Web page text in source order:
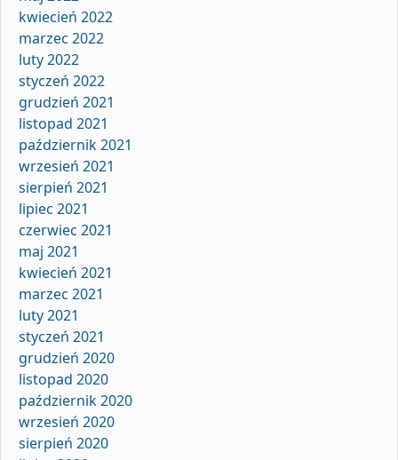
kwiecień 2022
marzec 2022
luty 2022
styczeń 2022
grudzień 2021
listopad 2021
październik 2021
wrzesień 2021
sierpień 2021
lipiec 2021
czerwiec 2021
maj 2021
kwiecień 2021
marzec 2021
luty 2021
styczeń 2021
grudzień 2020
listopad 2020
październik 2020
wrzesień 2020
sierpień 2020